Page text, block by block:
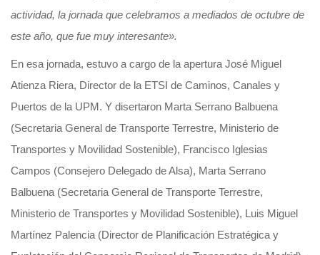
actividad, la jornada que celebramos a mediados de octubre de
este año, que fue muy interesante».
En esa jornada, estuvo a cargo de la apertura José Miguel
Atienza Riera, Director de la ETSI de Caminos, Canales y
Puertos de la UPM. Y disertaron Marta Serrano Balbuena
(Secretaria General de Transporte Terrestre, Ministerio de
Transportes y Movilidad Sostenible), Francisco Iglesias
Campos (Consejero Delegado de Alsa), Marta Serrano
Balbuena (Secretaria General de Transporte Terrestre,
Ministerio de Transportes y Movilidad Sostenible), Luis Miguel
Martínez Palencia (Director de Planificación Estratégica y